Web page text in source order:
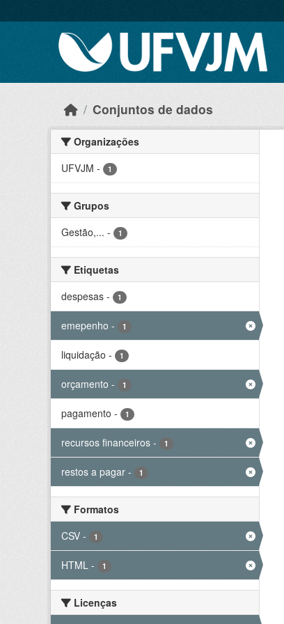
Conjuntos de dados
Organizações
UFVJM - 1
Grupos
Gestão,... - 1
Etiquetas
despesas - 1
emepenho - 1
liquidação - 1
orçamento - 1
pagamento - 1
recursos financeiros - 1
restos a pagar - 1
Formatos
CSV - 1
HTML - 1
Licenças